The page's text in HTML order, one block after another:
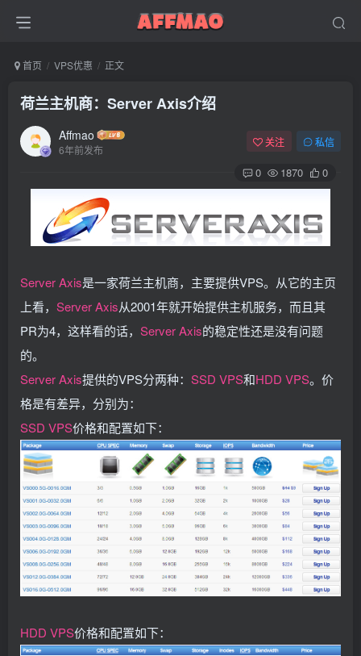
首页 VPS优惠 正文
荷兰主机商：Server Axis介绍
Affmao
6年前发布
关注 私信
0 1870 0
Server Axis是一家荷兰主机商，主要提供VPS。从它的主页
上看， Server Axis从2001年就开始提供主机服务，而且其
PR为4，这样看的话， Server Axis的稳定性还是没有问题
的。
Server Axis提供的VPS分两种： SSD VPS和HDD VPS。价
格是有差异，分别为：
SSD VPS价格和配置如下：
HDD VPS价格和配置如下：